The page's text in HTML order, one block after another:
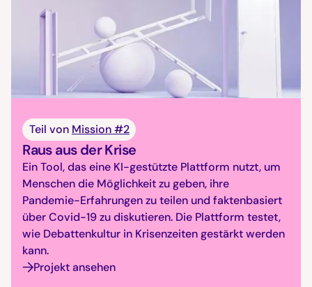
Teil von Mission #2
Raus aus der Krise
Ein Tool, das eine KI-gestützte Plattform nutzt, um
Menschen die Möglichkeit zu geben, ihre
Pandemie-Erfahrungen zu teilen und faktenbasiert
über Covid-19 zu diskutieren. Die Plattform testet,
wie Debattenkultur in Krisenzeiten gestärkt werden
kann.
Projekt ansehen